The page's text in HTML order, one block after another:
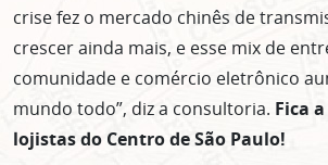
crise fez o mercado chinês de
crescer ainda mais, e esse mix de
comunidade e comércio eletrônico
mundo todo”, diz a consultoria. Fica
lojistas do Centro de São Paulo!